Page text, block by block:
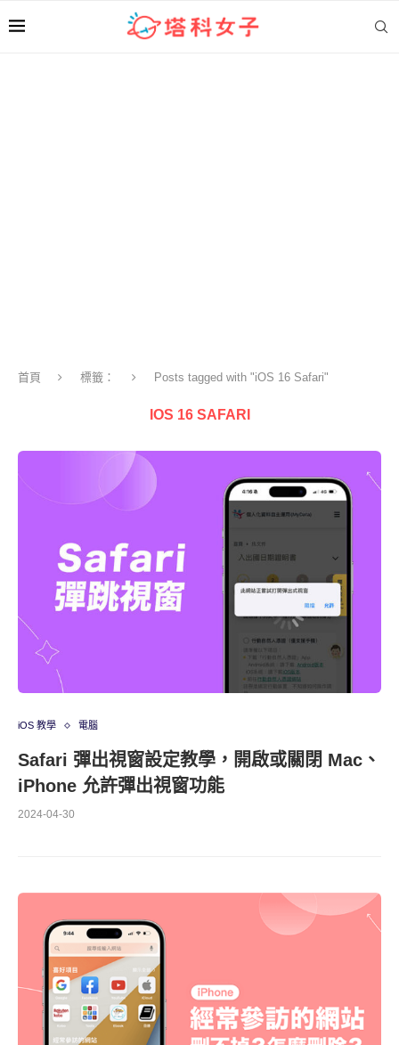
首頁 標籤： Posts tagged with "iOS 16 Safari"
IOS 16 SAFARI
iOS 教學 電腦
Safari 彈出視窗設定教學，開啟或關閉 Mac、
iPhone 允許彈出視窗功能
2024-04-30